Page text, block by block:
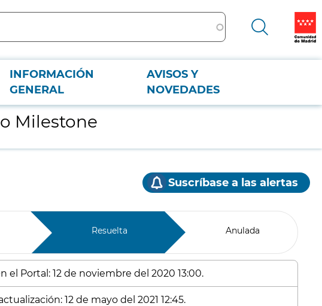
INFORMACIÓN
GENERAL
AVISOS Y
NOVEDADES
Milestone
Suscríbase a las alertas
Resuelta Anulada
el Portal: 12 de noviembre del 2020 13:00.
12 de mayo del 2021 12:45.